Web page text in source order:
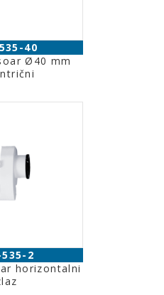
40
Ø40 mm
535-2
horizontalni